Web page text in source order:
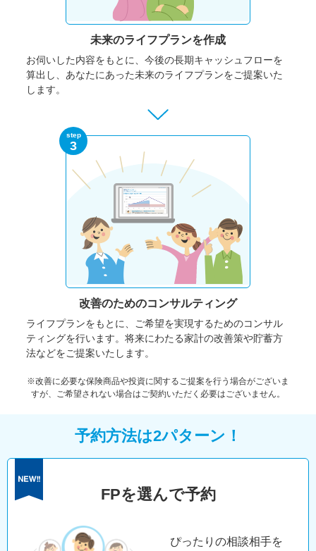
未来のライフプランを作成
お伺いした内容をもとに、今後の長期キャッシュフローを
算出し、あなたにあった未来のライフプランをご提案いた
します。
step
3
改善のためのコンサルティング
ライフプランをもとに、ご希望を実現するためのコンサル
ティングを行います。将来にわたる家計の改善策や貯蓄方
法などをご提案いたします。
※改善に必要な保険商品や投資に関するご提案を行う場合がございま
すが、ご希望されない場合はご契約いただく必要はございません。
予約方法は2パターン！
FPを選んで予約
ぴったりの相談相手を